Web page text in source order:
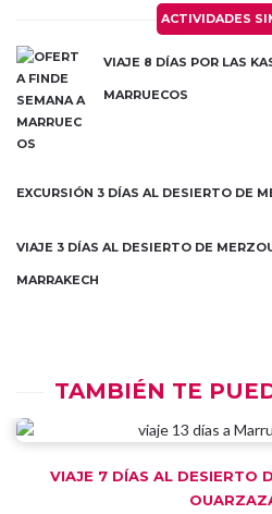
ACTIVIDADES
VIAJE 8 DÍAS POR LAS
MARRUECOS
EXCURSIÓN 3 DÍAS AL DESIERTO DE
VIAJE 3 DÍAS AL DESIERTO DE
MARRAKECH
TAMBIÉN TE
VIAJE 7 DÍAS AL DESIERTO